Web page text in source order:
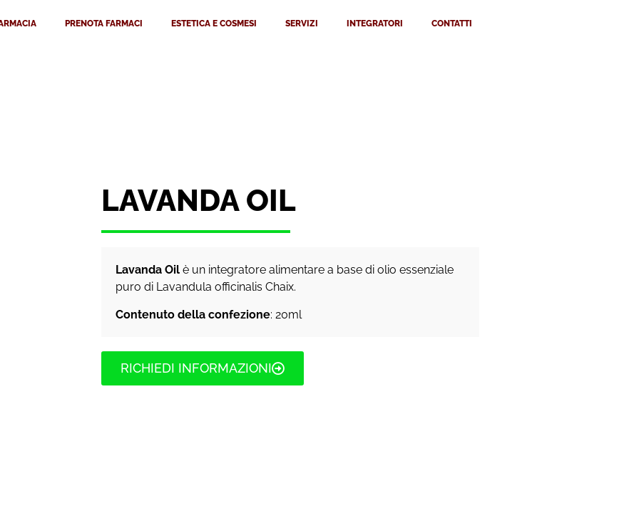
PRENOTA FARMACI ESTETICA E COSMESI SERVIZI INTEGRATORI CONTATTI
LAVANDA OIL
Lavanda Oil è un integratore alimentare a base di olio essenziale
puro di Lavandula officinalis Chaix.
Contenuto della confezione: 20ml
RICHIEDI INFORMAZIONI